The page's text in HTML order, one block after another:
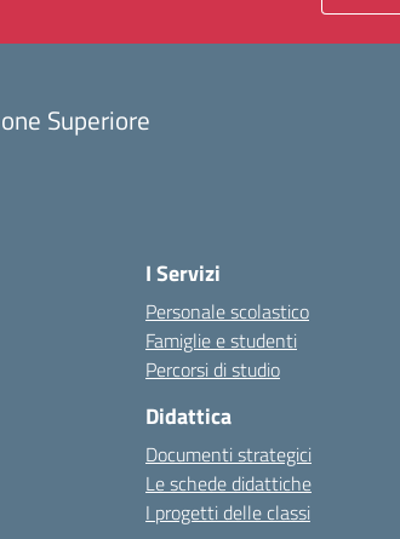
Superiore
I Servizi
Personale scolastico
Famiglie e studenti
Percorsi di studio
Didattica
Documenti strategici
Le schede didattiche
I progetti delle classi